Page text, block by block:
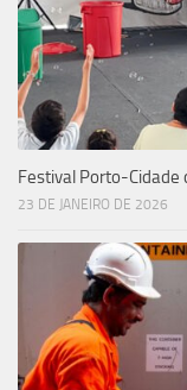
Festival Porto-Cidade
23 DE JANEIRO DE 2026